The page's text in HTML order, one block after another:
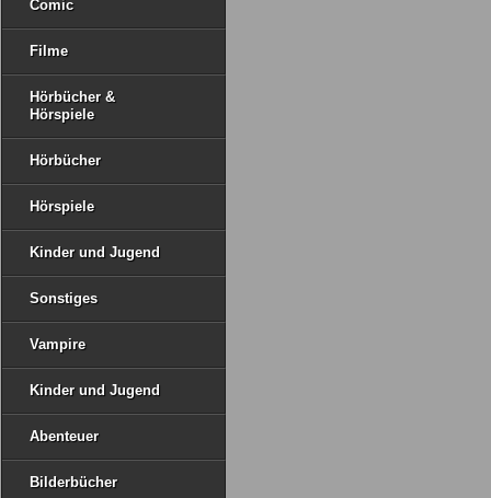
Comic
Filme
Hörbücher &
Hörspiele
Hörbücher
Hörspiele
Kinder und Jugend
Sonstiges
Vampire
Kinder und Jugend
Abenteuer
Bilderbücher